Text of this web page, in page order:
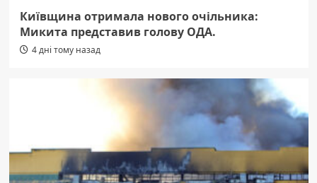
Київщина отримала нового очільника:
Микита представив голову ОДА.
4 дні тому назад